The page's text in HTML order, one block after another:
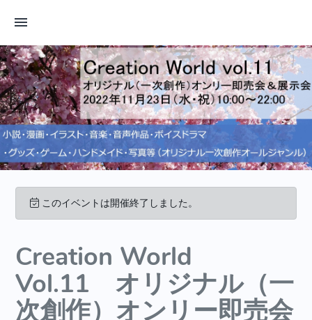
このイベントは開催終了しました。
Creation World
Vol.11 オリジナル（一
次創作）オンリー即売会